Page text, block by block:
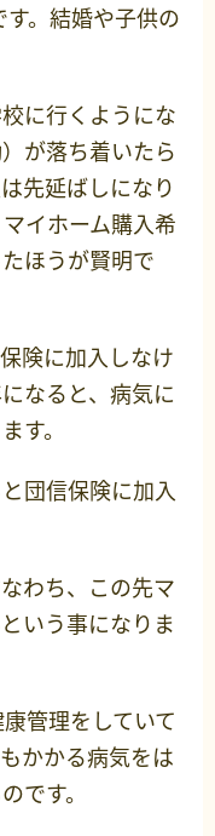
。結婚や子供の
に行くようにな
が落ち着いたら
先延ばしになり
イホーム購入希
ほうが賢明で
険に加入しなけ
なると、病気に
す。
団信保険に加入
わち、この先マ
いう事になりま
管理をしていて
かかる病気をは
です。